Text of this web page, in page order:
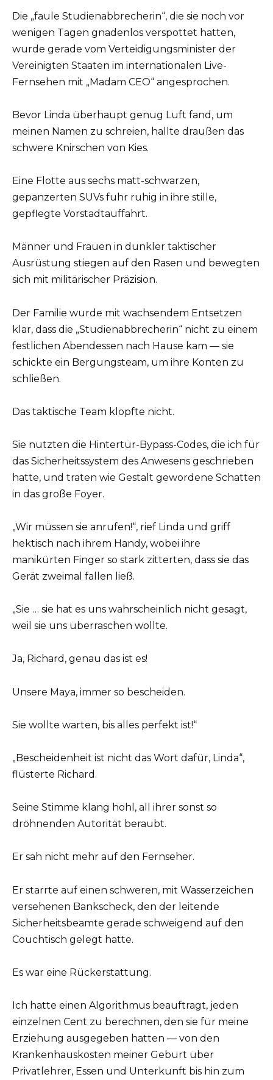
Die „faule Studienabbrecherin“, die sie noch vor
wenigen Tagen gnadenlos verspottet hatten,
wurde gerade vom Verteidigungsminister der
Vereinigten Staaten im internationalen Live-
Fernsehen mit „Madam CEO“ angesprochen.
Bevor Linda überhaupt genug Luft fand, um
meinen Namen zu schreien, hallte draußen das
schwere Knirschen von Kies.
Eine Flotte aus sechs matt-schwarzen,
gepanzerten SUVs fuhr ruhig in ihre stille,
gepflegte Vorstadtauffahrt.
Männer und Frauen in dunkler taktischer
Ausrüstung stiegen auf den Rasen und bewegten
sich mit militärischer Präzision.
Der Familie wurde mit wachsendem Entsetzen
klar, dass die „Studienabbrecherin“ nicht zu einem
festlichen Abendessen nach Hause kam — sie
schickte ein Bergungsteam, um ihre Konten zu
schließen.
Das taktische Team klopfte nicht.
Sie nutzten die Hintertür-Bypass-Codes, die ich für
das Sicherheitssystem des Anwesens geschrieben
hatte, und traten wie Gestalt gewordene Schatten
in das große Foyer.
„Wir müssen sie anrufen!“, rief Linda und griff
hektisch nach ihrem Handy, wobei ihre
manikürten Finger so stark zitterten, dass sie das
Gerät zweimal fallen ließ.
„Sie … sie hat es uns wahrscheinlich nicht gesagt,
weil sie uns überraschen wollte.
Ja, Richard, genau das ist es!
Unsere Maya, immer so bescheiden.
Sie wollte warten, bis alles perfekt ist!“
„Bescheidenheit ist nicht das Wort dafür, Linda“,
flüsterte Richard.
Seine Stimme klang hohl, all ihrer sonst so
dröhnenden Autorität beraubt.
Er sah nicht mehr auf den Fernseher.
Er starrte auf einen schweren, mit Wasserzeichen
versehenen Bankscheck, den der leitende
Sicherheitsbeamte gerade schweigend auf den
Couchtisch gelegt hatte.
Es war eine Rückerstattung.
Ich hatte einen Algorithmus beauftragt, jeden
einzelnen Cent zu berechnen, den sie für meine
Erziehung ausgegeben hatten — von den
Krankenhauskosten meiner Geburt über
Privatlehrer, Essen und Unterkunft bis hin zum